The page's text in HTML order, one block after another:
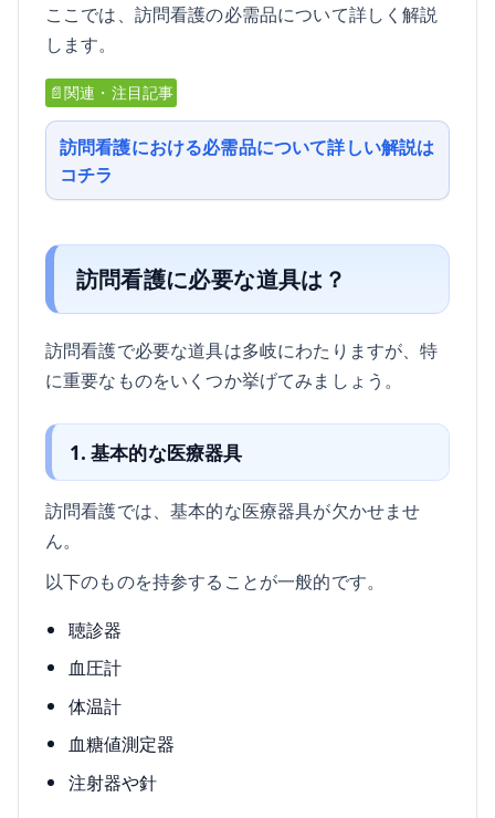
ここでは、訪問看護の必需品について詳しく解説
します。
📄関連・注目記事
訪問看護における必需品について詳しい解説は
コチラ
訪問看護に必要な道具は？
訪問看護で必要な道具は多岐にわたりますが、特
に重要なものをいくつか挙げてみましょう。
1. 基本的な医療器具
訪問看護では、基本的な医療器具が欠かせませ
ん。
以下のものを持参することが一般的です。
聴診器
血圧計
体温計
血糖値測定器
注射器や針